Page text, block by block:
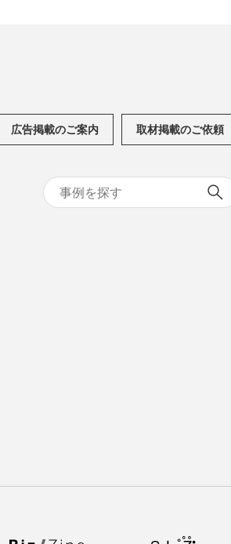
広告掲載のご案内 取材掲載のご依頼